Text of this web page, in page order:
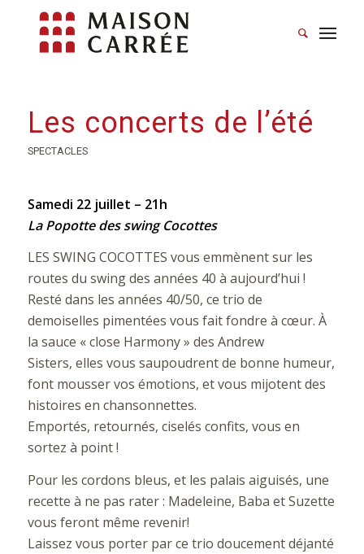
Les concerts de l’été
SPECTACLES
Samedi 22 juillet – 21h
La Popotte des swing Cocottes
LES SWING COCOTTES vous emmènent sur les
routes du swing des années 40 à aujourd’hui !
Resté dans les années 40/50, ce trio de
demoiselles pimentées vous fait fondre à cœur. À
la sauce « close Harmony » des Andrew
Sisters, elles vous saupoudrent de bonne humeur,
font mousser vos émotions, et vous mijotent des
histoires en chansonnettes.
Emportés, retournés, ciselés confits, vous en
sortez à point !
Pour les cordons bleus, et les palais aiguisés, une
recette à ne pas rater : Madeleine, Baba et Suzette
vous feront même revenir!
Laissez vous porter par ce trio doucement déjanté